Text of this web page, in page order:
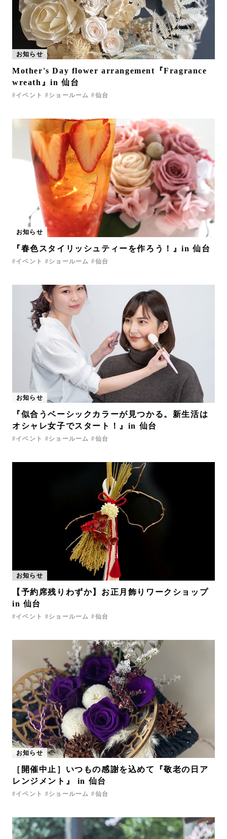
お知らせ
Mother's Day flower arrangement『Fragrance
wreath』in 仙台
イベント ショールーム 仙台
お知らせ
『春色スタイリッシュティーを作ろう！』in 仙台
イベント ショールーム 仙台
お知らせ
『似合うベーシックカラーが見つかる。新生活は
オシャレ女子でスタート！』in 仙台
イベント ショールーム 仙台
お知らせ
【予約席残りわずか】お正月飾りワークショップ
in 仙台
イベント ショールーム 仙台
お知らせ
［開催中止］いつもの感謝を込めて『敬老の日ア
レンジメント』 in 仙台
イベント ショールーム 仙台